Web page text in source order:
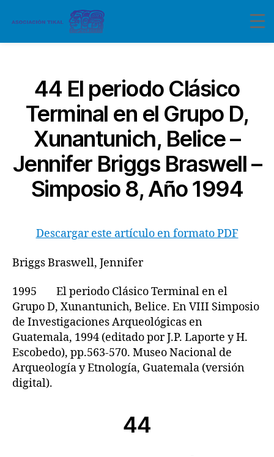
44 El periodo Clásico
Terminal en el Grupo D,
Xunantunich, Belice –
Jennifer Briggs Braswell –
Simposio 8, Año 1994
Descargar este artículo en formato PDF
Briggs Braswell, Jennifer
1995 El periodo Clásico Terminal en el
Grupo D, Xunantunich, Belice. En VIII Simposio
de Investigaciones Arqueológicas en
Guatemala, 1994 (editado por J.P. Laporte y H.
Escobedo), pp.563-570. Museo Nacional de
Arqueología y Etnología, Guatemala (versión
digital).
44